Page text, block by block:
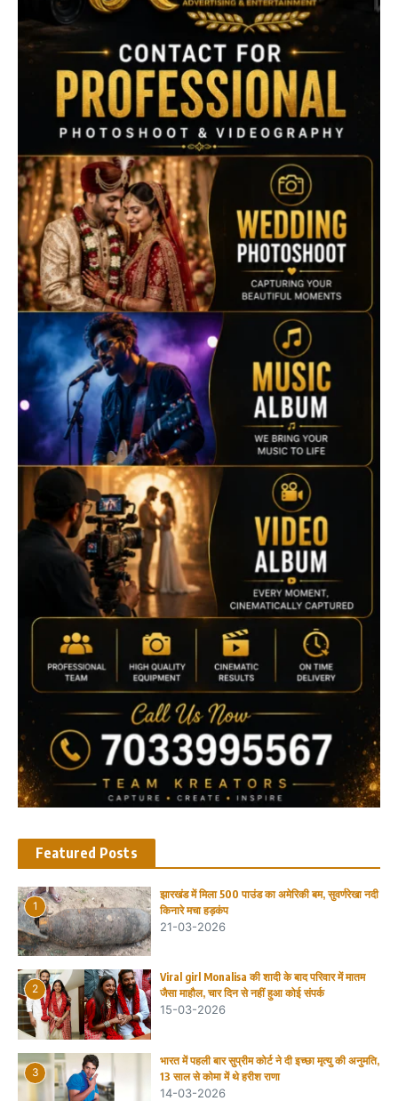
Featured Posts
1
झारखंड में मिला 500 पाउंड का अमेरिकी बम, सुवर्णरेखा नदी
किनारे मचा हड़कंप
21-03-2026
2
Viral girl Monalisa की शादी के बाद परिवार में मातम
जैसा माहौल, चार दिन से नहीं हुआ कोई संपर्क
15-03-2026
3
भारत में पहली बार सुप्रीम कोर्ट ने दी इच्छा मृत्यु की अनुमति,
13 साल से कोमा में थे हरीश राणा
14-03-2026